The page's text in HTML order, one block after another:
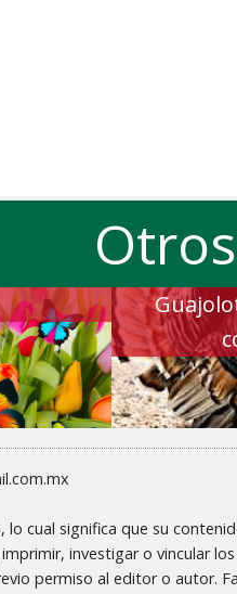
lo cual significa que su
investigar o vincular
permiso al editor o autor.